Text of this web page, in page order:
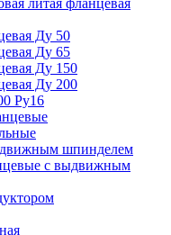
Ду 50
Ду 65
Ду 150
Ду 200
Ру16
шпинделем
с выдвижным